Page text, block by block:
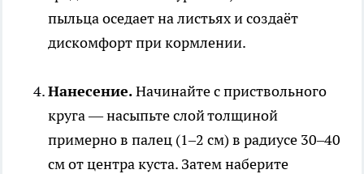
пыльца оседает на листьях и создаёт
дискомфорт при кормлении.
Нанесение.Начинайте с приствольного
круга — насыпьте слой толщиной
примерно в палец (1–2 см) в радиусе 30–40
см от центра куста. Затем наберите